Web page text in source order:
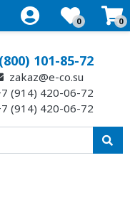
0 0
101-85-72
zakaz@e-co.su
(914) 420-06-72
(914) 420-06-72